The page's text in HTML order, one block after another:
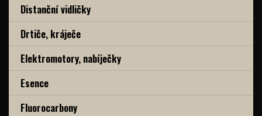
Distanční vidličky
Drtiče, kráječe
Elektromotory, nabíječky
Esence
Fluorocarbony